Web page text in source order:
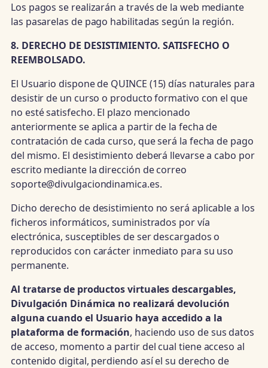
Los pagos se realizarán a través de la web mediante
las pasarelas de pago habilitadas según la región.
8. DERECHO DE DESISTIMIENTO. SATISFECHO O
REEMBOLSADO.
El Usuario dispone de QUINCE (15) días naturales para
desistir de un curso o producto formativo con el que
no esté satisfecho. El plazo mencionado
anteriormente se aplica a partir de la fecha de
contratación de cada curso, que será la fecha de pago
del mismo. El desistimiento deberá llevarse a cabo por
escrito mediante la dirección de correo
soporte@divulgaciondinamica.es.
Dicho derecho de desistimiento no será aplicable a los
ficheros informáticos, suministrados por vía
electrónica, susceptibles de ser descargados o
reproducidos con carácter inmediato para su uso
permanente.
Al tratarse de productos virtuales descargables,
Divulgación Dinámica no realizará devolución
alguna cuando el Usuario haya accedido a la
plataforma de formación, haciendo uso de sus datos
de acceso, momento a partir del cual tiene acceso al
contenido digital, perdiendo así el su derecho de